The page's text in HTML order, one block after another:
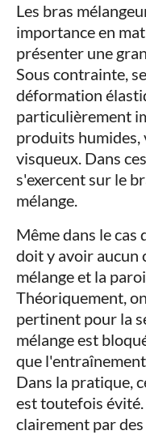
Les bras
importance en
présenter une
Sous contrainte,
déformation
particulièrement
produits humides,
visqueux. Dans
s'exercent sur le
mélange.
Même dans le cas
doit y avoir aucun
mélange et la
Théoriquement,
pertinent pour la
mélange est
que
Dans la pratique,
est toutefois
clairement par